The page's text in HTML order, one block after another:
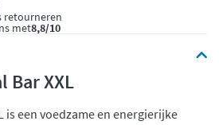
retourneren
met8,8/10
Bar XXL
is een voedzame en energierijke